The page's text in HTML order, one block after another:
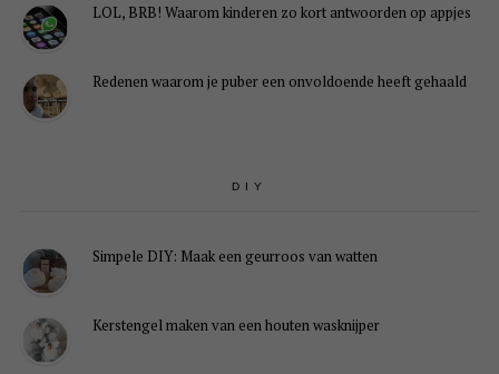
LOL, BRB! Waarom kinderen zo kort antwoorden op appjes
Redenen waarom je puber een onvoldoende heeft gehaald
DIY
Simpele DIY: Maak een geurroos van watten
Kerstengel maken van een houten wasknijper